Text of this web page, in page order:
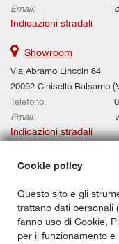
Email:
Indicazioni stradali
Showroom
Via Abramo Lincoln 64
20092 Cinisello Balsamo
Telefono:
Email:
Indicazioni stradali
BRASCA AUTOMOBILI
Via de Vizzi 0066, 20092,
C.F/P.IVA:00887910966
Cookie policy
Questo sito e gli
trattano dati personali
fanno uso di Cookie,
per il funzionamento